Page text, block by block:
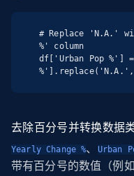
# Replace 'N.A.'
%' column
df['Urban Pop %']
去除百分号并转换数据
Yearly Change %、 Urban
带有百分号的数值（例如